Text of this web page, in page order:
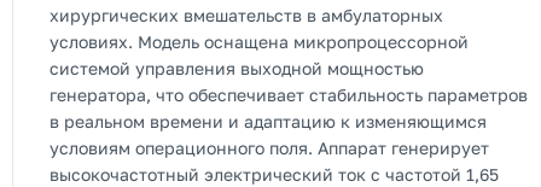
хирургических вмешательств в амбулаторных
условиях. Модель оснащена микропроцессорной
системой управления выходной мощностью
генератора, что обеспечивает стабильность параметров
в реальном времени и адаптацию к изменяющимся
условиям операционного поля. Аппарат генерирует
высокочастотный электрический ток с частотой 1,65